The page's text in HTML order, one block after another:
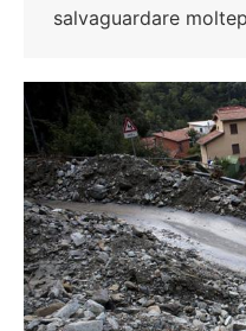
salvaguardare